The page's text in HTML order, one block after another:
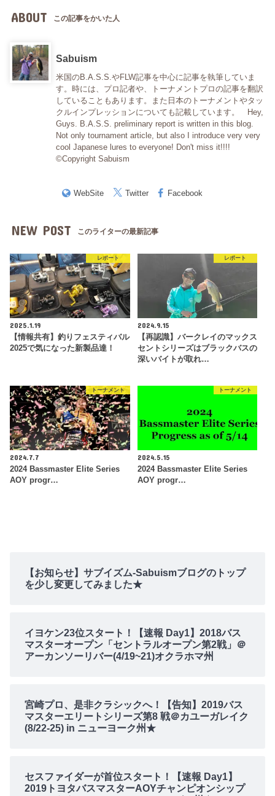
ABOUT この記事をかいた人
Sabuism
米国のB.A.S.S.やFLW記事を中心に記事を執筆していま
す。時には、プロ記者や、トーナメントプロの記事を翻訳
していることもあります。また日本のトーナメントやタッ
クルインプレッションについても記載しています。 Hey,
Guys. B.A.S.S. preliminary report is written in this blog.
Not only tournament article, but also I introduce very very
cool Japanese lures to everyone! Don't miss it!!!!
©Copyright Sabuism
WebSite Twitter Facebook
NEW POST このライターの最新記事
レポート
2025.1.19
【情報共有】釣りフェスティバル
2025で気になった新製品達！
レポート
2024.9.15
【再認識】バークレイのマックス
セントシリーズはブラックバスの
深いバイトが取れ…
トーナメント
2024.7.7
2024 Bassmaster Elite Series
AOY progr…
トーナメント
2024.5.15
2024 Bassmaster Elite Series
AOY progr…
【お知らせ】サブイズム-Sabuismブログのトップ
を少し変更してみました★
イヨケン23位スタート！【速報 Day1】2018バス
マスターオープン「セントラルオープン第2戦」＠
アーカンソーリバー(4/19~21)オクラホマ州
宮崎プロ、是非クラシックへ！【告知】2019バス
マスターエリートシリーズ第8 戦＠カユーガレイク
(8/22-25) in ニューヨーク州★
セスファイダーが首位スタート！【速報 Day1】
2019トヨタバスマスターAOYチャンピオンシップ